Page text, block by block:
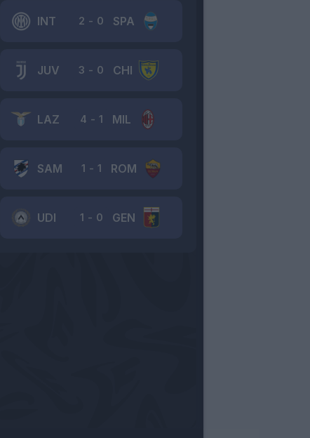
INT SPA
2 - 0
JUV CHI
3 - 0
LAZ MIL
4 - 1
SAM ROM
1 - 1
UDI GEN
1 - 0